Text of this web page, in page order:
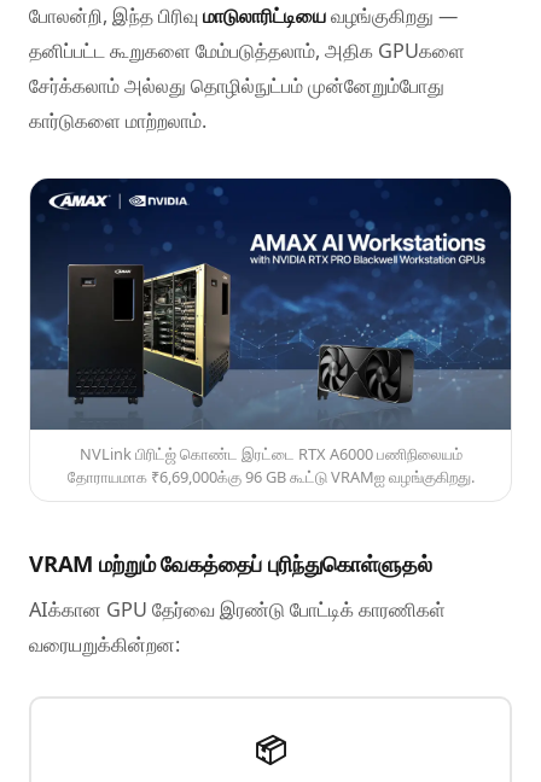
போலன்றி, இந்த பிரிவு மாடுலாரிட்டியைவழங்குகிறது —
தனிப்பட்ட கூறுகளை மேம்படுத்தலாம், அதிக GPUகளை
சேர்க்கலாம் அல்லது தொழில்நுட்பம் முன்னேறும்போது
கார்டுகளை மாற்றலாம்.
NVLink பிரிட்ஜ் கொண்ட இரட்டை RTX A6000 பணிநிலையம்
தோராயமாக ₹6,69,000க்கு 96 GB கூட்டு VRAMஐ வழங்குகிறது.
VRAM மற்றும் வேகத்தைப் புரிந்துகொள்ளுதல்
AIக்கான GPU தேர்வை இரண்டு போட்டிக் காரணிகள்
வரையறுக்கின்றன:
📦